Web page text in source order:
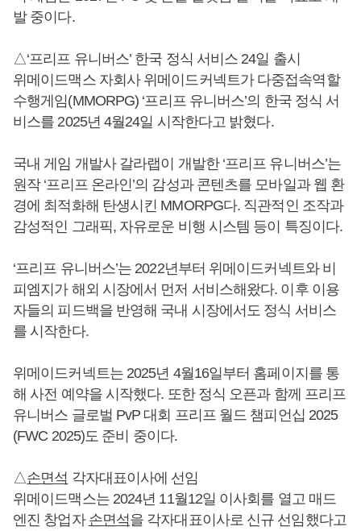
발 중이다.
△‘프리프 유니버스’ 한국 정식 서비스 24일 출시
위메이드맥스 자회사 위메이드커넥트가 다중접속역할
수행게임(MMORPG) ‘프리프 유니버스’의 한국 정식 서
비스를 2025년 4월24일 시작한다고 밝혔다.
국내 게임 개발사 갈라랩이 개발한 ‘프리프 유니버스’는
원작 ‘프리프 온라인’의 감성과 콘텐츠를 모바일과 웹 환
경에 최적화해 탄생시킨 MMORPG다. 직관적인 조작과
감성적인 그래픽, 자유로운 비행 시스템 등이 특징이다.
‘프리프 유니버스’는 2022년부터 위메이드커넥트와 비
피엠지가 해외 시장에서 먼저 서비스해왔다. 이후 이용
자들의 피드백을 반영해 국내 시장에서도 정식 서비스
를 시작한다.
위메이드커넥트는 2025년 4월16일부터 홈페이지를 통
해 사전 예약을 시작했다. 또한 정식 오픈과 함께 프리프
유니버스 글로벌 PvP 대회 프리프 월드 챔피언십 2025
(FWC 2025)도 준비 중이다.
△손면석 각자대표이사에 선임
위메이드맥스는 2024년 11월12일 이사회를 열고 매드
엔진 창업자 손면석을 각자대표이사로 신규 선임했다고